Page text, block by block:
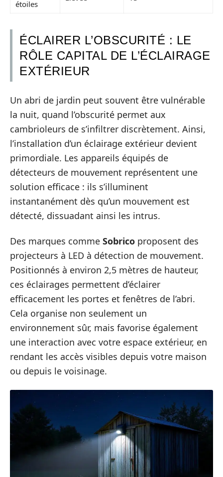
étoiles
ÉCLAIRER L’OBSCURITÉ : LE
RÔLE CAPITAL DE L’ÉCLAIRAGE
EXTÉRIEUR
Un abri de jardin peut souvent être vulnérable
la nuit, quand l’obscurité permet aux
cambrioleurs de s’infiltrer discrètement. Ainsi,
l’installation d’un éclairage extérieur devient
primordiale. Les appareils équipés de
détecteurs de mouvement représentent une
solution efficace : ils s’illuminent
instantanément dès qu’un mouvement est
détecté, dissuadant ainsi les intrus.
Des marques comme Sobrico proposent des
projecteurs à LED à détection de mouvement.
Positionnés à environ 2,5 mètres de hauteur,
ces éclairages permettent d’éclairer
efficacement les portes et fenêtres de l’abri.
Cela organise non seulement un
environnement sûr, mais favorise également
une interaction avec votre espace extérieur, en
rendant les accès visibles depuis votre maison
ou depuis le voisinage.